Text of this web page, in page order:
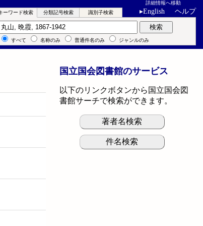
詳細情報へ移動
▸English ヘルプ
ーワード検索 分類記号検索 識別子検索
キーワード検索 検索
すべて 名称のみ 普通件名のみ ジャンルのみ
国立国会図書館のサービス
以下のリンクボタンから国立国会図
書館サーチで検索ができます。
著者名検索
件名検索